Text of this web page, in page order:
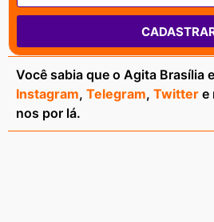
Você sabia que o Agita Brasília
Instagram, Telegram, Twitter e
nos por lá.